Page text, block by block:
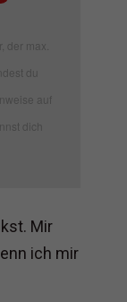
max.
du
auf
dich
Mir
ich mir